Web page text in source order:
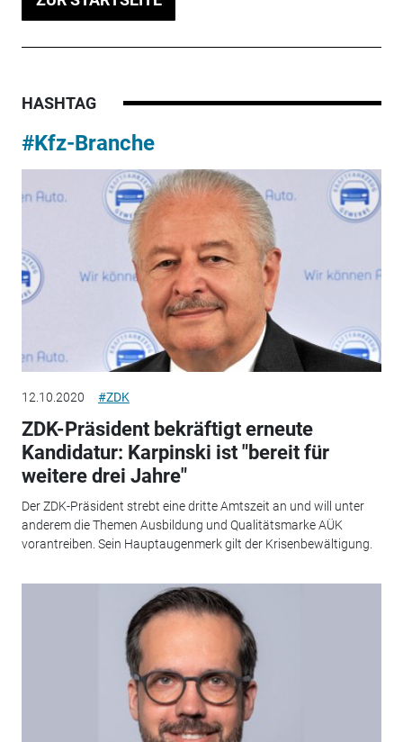
HASHTAG
#Kfz-Branche
12.10.2020 #ZDK
ZDK-Präsident bekräftigt erneute
Kandidatur: Karpinski ist "bereit für
weitere drei Jahre"
Der ZDK-Präsident strebt eine dritte Amtszeit an und will unter
anderem die Themen Ausbildung und Qualitätsmarke AÜK
vorantreiben. Sein Hauptaugenmerk gilt der Krisenbewältigung.